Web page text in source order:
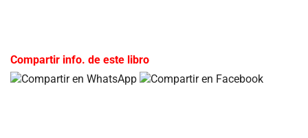
Compartir info. de este libro